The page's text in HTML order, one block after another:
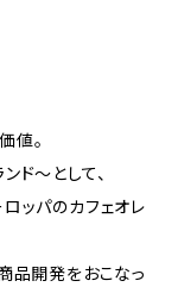
値。
ド～として、
ッパのカフェオレ
品開発をおこなっ